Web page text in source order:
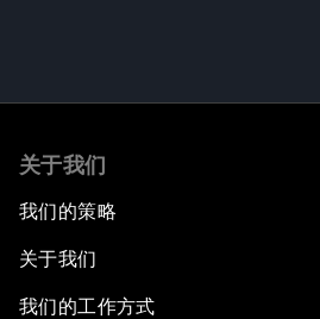
关于我们
我们的策略
关于我们
我们的工作方式